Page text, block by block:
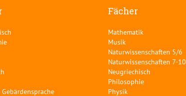
Gebärdensprache
Fächer
Mathematik
Musik
Naturwissenschaften 5/6
Naturwissenschaften 7-10
Neugriechisch
Philosophie
Physik